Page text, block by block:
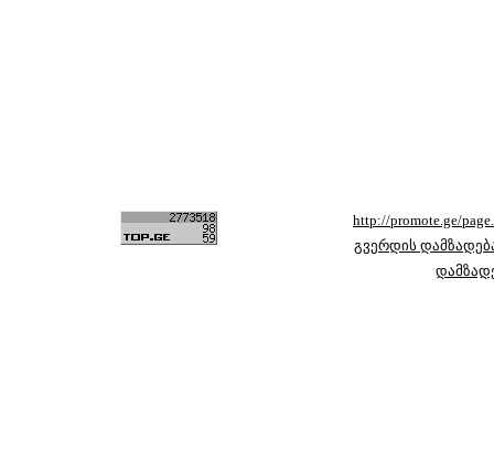
http://promote.ge/
გვერდის